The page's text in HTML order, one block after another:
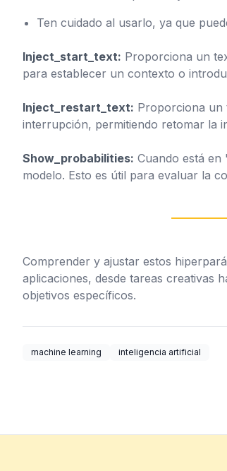
Ten cuidado al usarlo, ya que
Inject_start_text: Proporciona un
para establecer un contexto o
Inject_restart_text: Proporciona un
interrupción, permitiendo retomar la
Show_probabilities: Cuando está en
modelo. Esto es útil para evaluar la
Comprender y ajustar estos
aplicaciones, desde tareas creativas
objetivos específicos.
machine learning inteligencia artificial